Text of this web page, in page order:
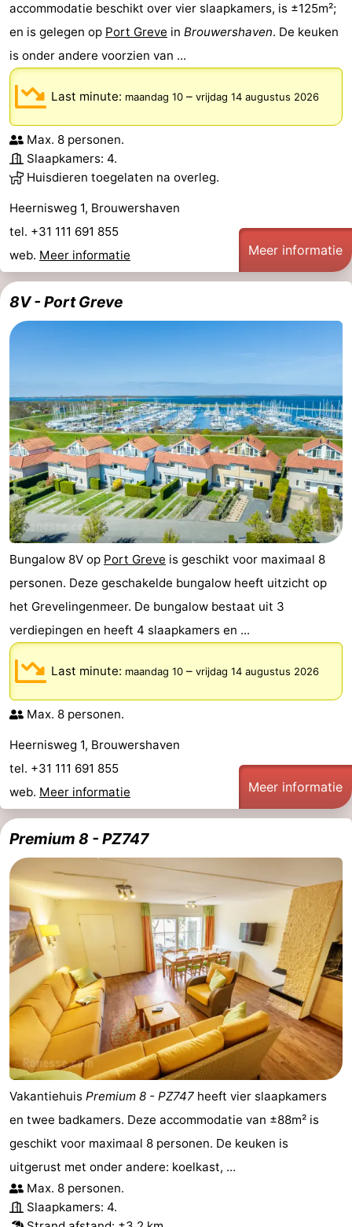
accommodatie beschikt over vier slaapkamers, is ±125m²;
en is gelegen op Port Greve in Brouwershaven. De keuken
is onder andere voorzien van ...
Last minute: maandag 10 – vrijdag 14 augustus 2026
Max. 8 personen.
Slaapkamers: 4.
Huisdieren toegelaten na overleg.
Heernisweg 1, Brouwershaven
tel. +31 111 691 855
web. Meer informatie Meer informatie
8V - Port Greve
Bungalow 8V op Port Greve is geschikt voor maximaal 8
personen. Deze geschakelde bungalow heeft uitzicht op
het Grevelingenmeer. De bungalow bestaat uit 3
verdiepingen en heeft 4 slaapkamers en ...
Last minute: maandag 10 – vrijdag 14 augustus 2026
Max. 8 personen.
Heernisweg 1, Brouwershaven
tel. +31 111 691 855
web. Meer informatie Meer informatie
Premium 8 - PZ747
Vakantiehuis Premium 8 - PZ747 heeft vier slaapkamers
en twee badkamers. Deze accommodatie van ±88m² is
geschikt voor maximaal 8 personen. De keuken is
uitgerust met onder andere: koelkast, ...
Max. 8 personen.
Slaapkamers: 4.